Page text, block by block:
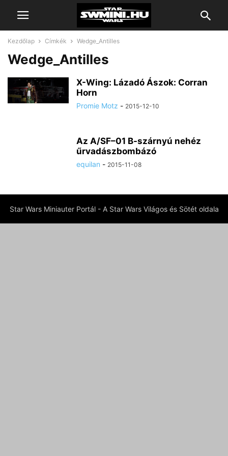
Kezdőlap Címkék Wedge_Antilles
Wedge_Antilles
X-Wing: Lázadó Ászok: Corran
Horn
Promie Motz - 2015-12-10
Az A/SF–01 B-szárnyú nehéz
űrvadászbombázó
equilan - 2015-11-08
Star Wars Miniauter Portál - A Star Wars Világos és Sötét oldala